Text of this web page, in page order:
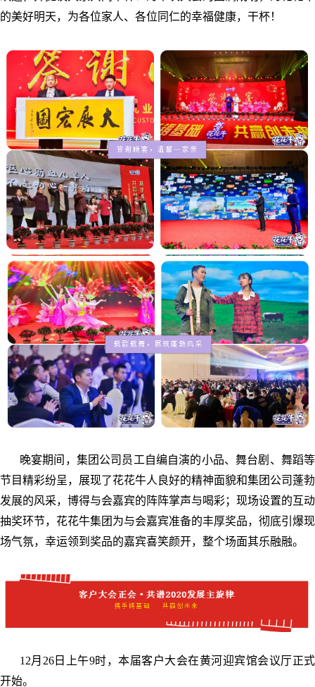
的美好明天，为各位家人、各位同仁的幸福健康，干杯！
晚宴期间，集团公司员工自编自演的小品、舞台剧、舞蹈等
节目精彩纷呈，展现了花花牛人良好的精神面貌和集团公司蓬勃
发展的风采，博得与会嘉宾的阵阵掌声与喝彩；现场设置的互动
抽奖环节，花花牛集团为与会嘉宾准备的丰厚奖品，彻底引爆现
场气氛，幸运领到奖品的嘉宾喜笑颜开，整个场面其乐融融。
12月26日上午9时，本届客户大会在黄河迎宾馆会议厅正式
开始。